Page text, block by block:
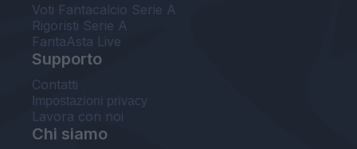
Voti Fantacalcio Serie A
Rigoristi Serie A
FantaAsta Live
Supporto
Contatti
Impostazioni privacy
Lavora con noi
Chi siamo